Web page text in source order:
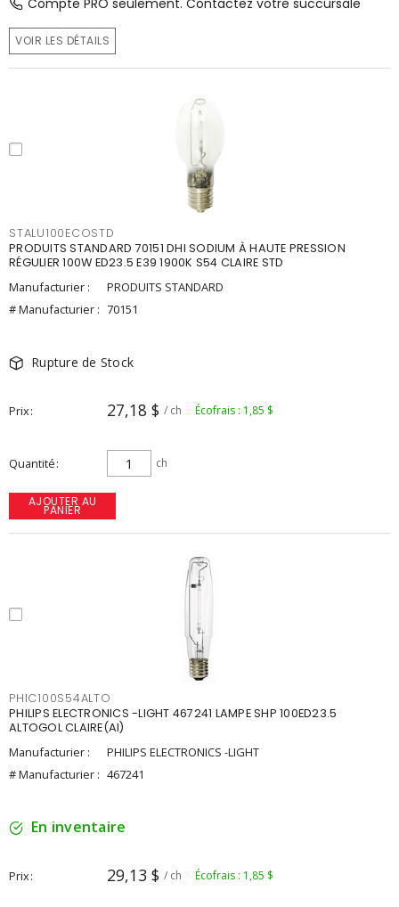
Compte PRO seulement. Contactez votre succursale
VOIR LES DÉTAILS
STALU100ECOSTD
PRODUITS STANDARD 70151 DHI SODIUM À HAUTE PRESSION
RÉGULIER 100W ED23.5 E39 1900K S54 CLAIRE STD
Manufacturier :
PRODUITS STANDARD
# Manufacturier : 70151
Rupture de Stock
Prix 27,18 $ / ch Écofrais : 1,85 $
Quantité ch
AJOUTER AU
PANIER
PHIC100S54ALTO
PHILIPS ELECTRONICS -LIGHT 467241 LAMPE SHP 100ED23.5
ALTOGOL CLAIRE(AI)
Manufacturier :
PHILIPS ELECTRONICS -LIGHT
# Manufacturier : 467241
En inventaire
Prix 29,13 $ / ch Écofrais : 1,85 $